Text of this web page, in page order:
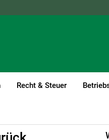
Recht & Steuer